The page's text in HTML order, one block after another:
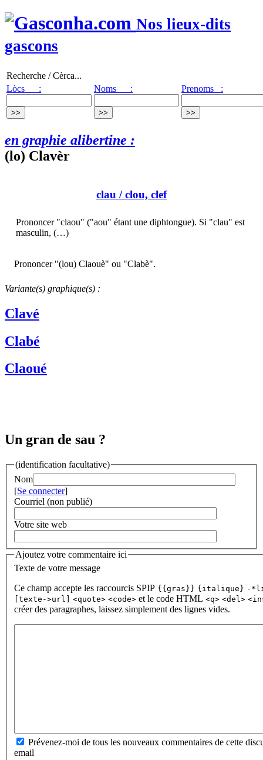
Nos lieux-dits
gascons
Recherche / Cèrca...
Lòcs :
Noms : Prenoms :
en graphie alibertine :
(lo) Clavèr
clau / clou, clef
Prononcer "claou" ("aou" étant une diphtongue). Si "clau" est
masculin, (…)
Prononcer "(lou) Claouè" ou "Clabè".
Variante(s) graphique(s) :
Clavé
Clabé
Claoué
Un gran de sau ?
(identification facultative)
Nom
[Se connecter]
Courriel (non publié)
Votre site web
Ajoutez votre commentaire ici
Texte de votre message
Ce champ accepte les raccourcis SPIP {{gras}} {italique} -
[texte->url]
<quote> <code> et le code HTML <q> <del>
créer des paragraphes, laissez simplement des lignes vides.
Prévenez-moi de tous les nouveaux commentaires de cette
email